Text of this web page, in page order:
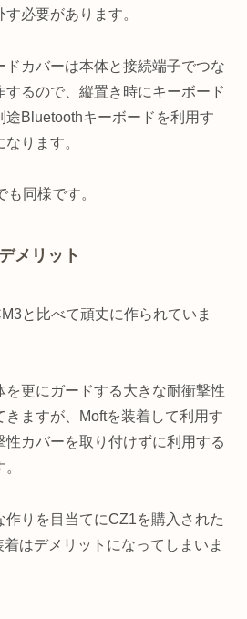
必要があります。
ドカバーは本体と接続端子でつな
するので、縦置き時にキーボード
途Bluetoothキーボードを利用す
ります。
同様です。
メリット
と比べて頑丈に作られていま
を更にガードする大きな耐衝撃性
きますが、Moftを装着して利用す
性カバーを取り付けずに利用する
作りを目当てにCZ1を購入された
はデメリットになってしまいま